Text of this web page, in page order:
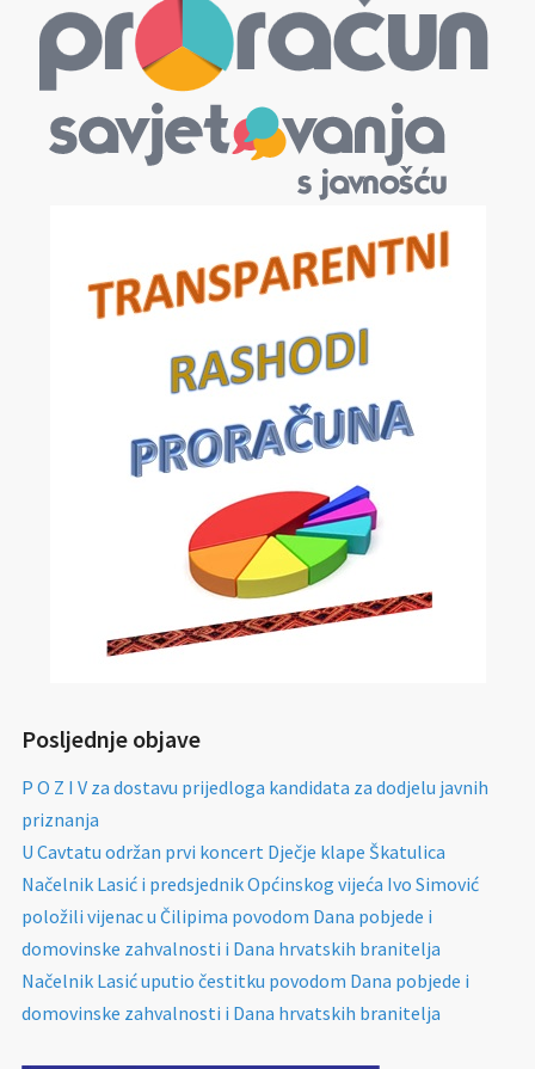
Posljednje objave
P O Z I V za dostavu prijedloga kandidata za dodjelu javnih
priznanja
U Cavtatu održan prvi koncert Dječje klape Škatulica
Načelnik Lasić i predsjednik Općinskog vijeća Ivo Simović
položili vijenac u Čilipima povodom Dana pobjede i
domovinske zahvalnosti i Dana hrvatskih branitelja
Načelnik Lasić uputio čestitku povodom Dana pobjede i
domovinske zahvalnosti i Dana hrvatskih branitelja